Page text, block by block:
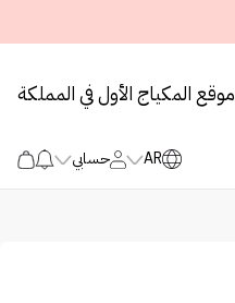
موقع المكياج الأول في المملكة
AR حسابي